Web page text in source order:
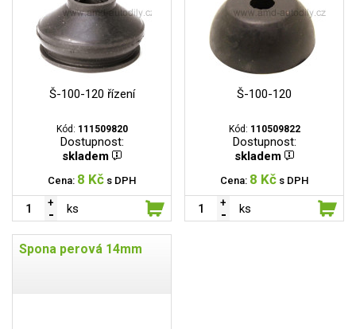
Š-100-120 řízení
Kód: 111509820
Dostupnost:
skladem
Cena: 8 Kč s DPH
ks
Š-100-120
Kód: 110509822
Dostupnost:
skladem
Cena: 8 Kč s DPH
ks
Spona perová 14mm